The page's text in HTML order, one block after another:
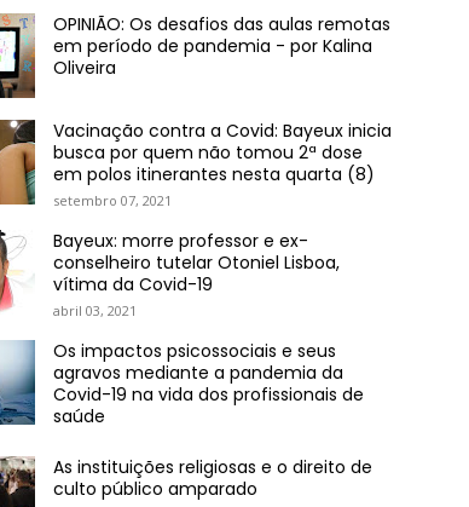
OPINIÃO: Os desafios das aulas remotas
em período de pandemia - por Kalina
Oliveira
Vacinação contra a Covid: Bayeux inicia
busca por quem não tomou 2ª dose
em polos itinerantes nesta quarta (8)
setembro 07, 2021
Bayeux: morre professor e ex-
conselheiro tutelar Otoniel Lisboa,
vítima da Covid-19
abril 03, 2021
Os impactos psicossociais e seus
agravos mediante a pandemia da
Covid-19 na vida dos profissionais de
saúde
As instituições religiosas e o direito de
culto público amparado